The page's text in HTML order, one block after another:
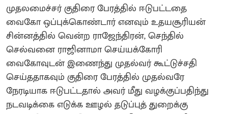
முதலமைச்சர் குதிரை பேரத்தில் ஈடுபட்டதை
வைகோ ஒப்புக்கொண்டார் எனவும் உதயசூரியன்
சின்னத்தில் வென்ற ராஜேந்திரன், செந்தில்
செல்வனை ராஜினாமா செய்யக்கோரி
வைகோவுடன் இணைந்து முதல்வர் கூட்டுச்சதி
செய்ததாகவும் குதிரை பேரத்தில் முதல்வரே
நேரடியாக ஈடுபட்டதால் அவர் மீது வழக்குப்பதிந்து
நடவடிக்கை எடுக்க ஊழல் தடுப்புத் துறைக்கு